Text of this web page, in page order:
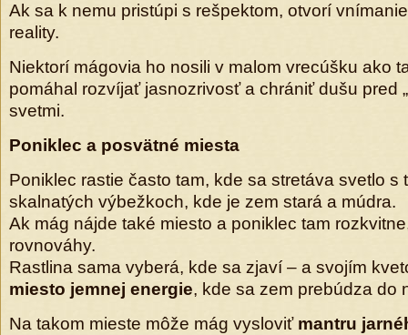
Ak sa k nemu pristúpi s rešpektom, otvorí
reality.
Niektorí mágovia ho nosili v malom vrecúšku ako
pomáhal rozvíjať jasnozrivosť a chrániť dušu pred
svetmi.
Poniklec a posvätné miesta
Poniklec rastie často tam, kde sa stretáva svetlo s
skalnatých výbežkoch, kde je zem stará a múdra.
Ak mág nájde také miesto a poniklec tam
rovnováhy.
Rastlina sama vyberá, kde sa zjaví – a svojím
miesto jemnej energie, kde sa zem prebúdza do
Na takom mieste môže mág vysloviť mantru